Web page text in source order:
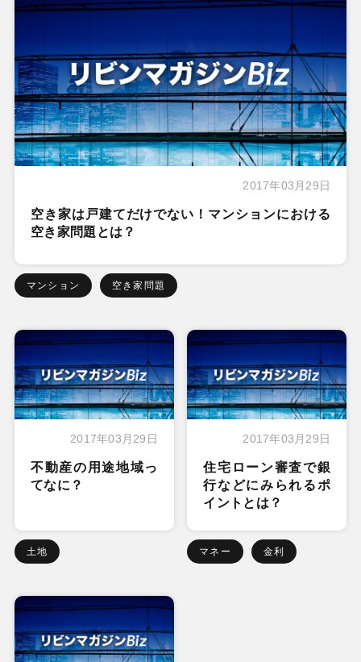
2017年03月29日
空き家は戸建てだけでない！マンションにおける
空き家問題とは？
マンション 空き家問題
2017年03月29日
不動産の用途地域っ
てなに？
土地
2017年03月29日
住宅ローン審査で銀
行などにみられるポ
イントとは？
マネー 金利